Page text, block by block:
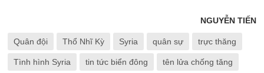
NGUYỄN TIẾN
Quân đội Thổ Nhĩ Kỳ Syria quân sự trực thăng
Tình hình Syria tin tức biển đông tên lửa chống tăng